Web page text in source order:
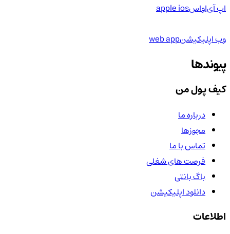
اپ آی‌او‌اسapple ios
وب اپلیکیشنweb app
پیوندها
کیف پول من
درباره ما
مجوزها
تماس با ما
فرصت های شغلی
باگ بانتی
دانلود اپلیکیشن
اطلاعات